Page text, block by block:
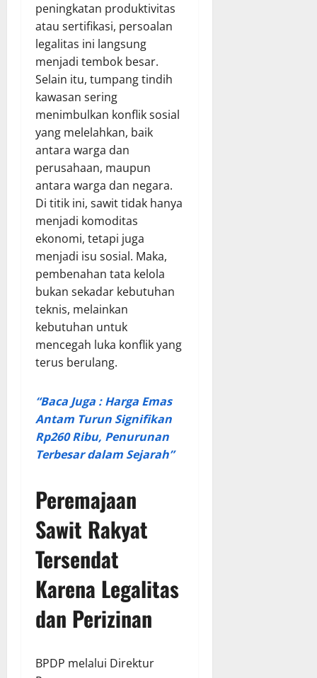
peningkatan produktivitas
atau sertifikasi, persoalan
legalitas ini langsung
menjadi tembok besar.
Selain itu, tumpang tindih
kawasan sering
menimbulkan konflik sosial
yang melelahkan, baik
antara warga dan
perusahaan, maupun
antara warga dan negara.
Di titik ini, sawit tidak hanya
menjadi komoditas
ekonomi, tetapi juga
menjadi isu sosial. Maka,
pembenahan tata kelola
bukan sekadar kebutuhan
teknis, melainkan
kebutuhan untuk
mencegah luka konflik yang
terus berulang.
“Baca Juga : Harga Emas
Antam Turun Signifikan
Rp260 Ribu, Penurunan
Terbesar dalam Sejarah”
Peremajaan
Sawit Rakyat
Tersendat
Karena Legalitas
dan Perizinan
BPDP melalui Direktur